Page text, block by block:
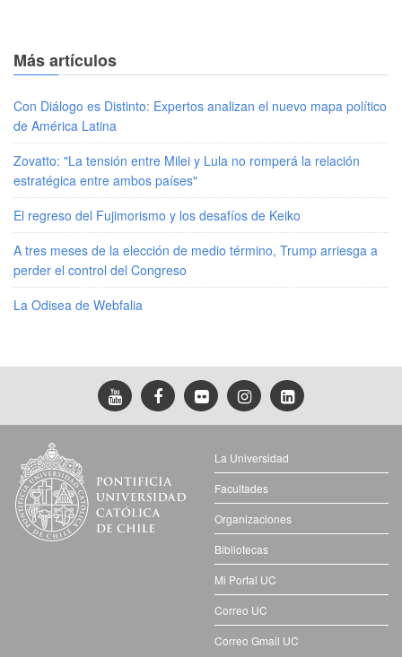
Más artículos
Con Diálogo es Distinto: Expertos analizan el nuevo mapa político
de América Latina
Zovatto: "La tensión entre Milei y Lula no romperá la relación
estratégica entre ambos países"
El regreso del Fujimorismo y los desafíos de Keiko
A tres meses de la elección de medio término, Trump arriesga a
perder el control del Congreso
La Odisea de Webfalia
La Universidad
Facultades
Organizaciones
Bibliotecas
Mi Portal UC
Correo UC
Correo Gmail UC